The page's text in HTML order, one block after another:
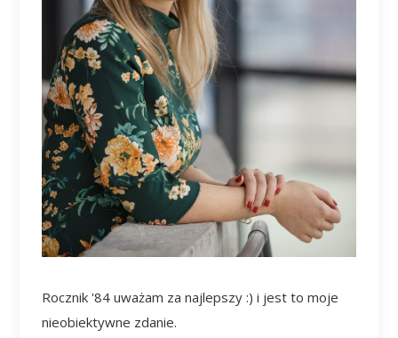
Rocznik '84 uważam za najlepszy :) i jest to moje
nieobiektywne zdanie.